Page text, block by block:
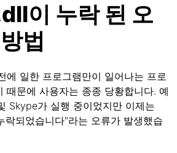
이 누락 된 오
법
에 일한 프로그램만이 일어나는 프로
때문에 사용자는 종종 당황합니다. 예
Skype가 실행 중이었지만 이제는
락되었습니다"라는 오류가 발생했습